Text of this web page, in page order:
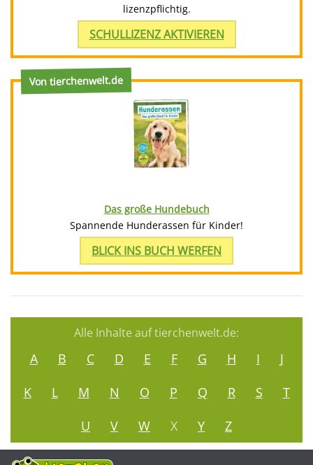
lizenzpflichtig.
SCHULLIZENZ AKTIVIEREN
Von tierchenwelt.de
Das große Hundebuch
Spannende Hunderassen für Kinder!
BLICK INS BUCH WERFEN
Alle Inhalte auf tierchenwelt.de:
A B C D E F G H I
J
K
L M N O P Q R S
T
U
V W X Y Z